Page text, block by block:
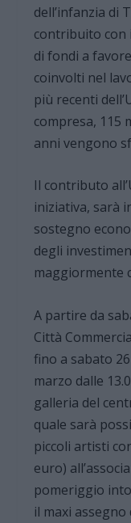
dell’infanzia di
contribuito con
di fondi a
coinvolti nel
più recenti
compresa, 115
anni vengono
Il contributo
iniziativa, sarà
sostegno
degli
maggiormente
A partire da
Città
fino a sabato
marzo dalle
galleria del
quale sarà
piccoli artisti
euro)
pomeriggio
il maxi assegno